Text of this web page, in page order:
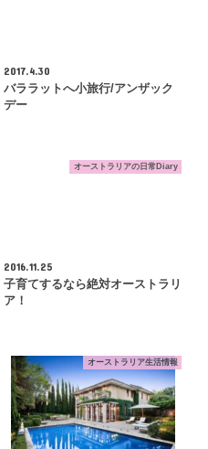
2017.4.30
バララットへ小旅行/アンザック
デー
オーストラリアの日常Diary
2016.11.25
子育てするなら絶対オーストラリ
ア！
オーストラリア生活情報